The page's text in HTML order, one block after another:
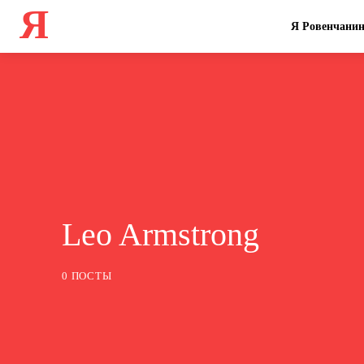
Я Я Ровенчанин
Leo Armstrong
0 ПОСТЫ